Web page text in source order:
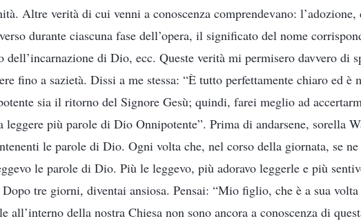
Altre verità di cui venni a conoscenza comprendevano:
durante ciascuna fase dell’opera, il significato del nome
dell’incarnazione di Dio, ecc. Queste verità mi permisero davvero di
fino a sazietà. Dissi a me stessa: “È tutto perfettamente chiaro ed è
sia il ritorno del Signore Gesù; quindi, farei meglio ad
leggere più parole di Dio Onnipotente”. Prima di andarsene, sorella
le parole di Dio. Ogni volta che, nel corso della giornata, se ne
le parole di Dio. Più le leggevo, più adoravo leggerle e più
tre giorni, diventai ansiosa. Pensai: “Mio figlio, che è a sua
all’interno della nostra Chiesa non sono ancora a conoscenza di